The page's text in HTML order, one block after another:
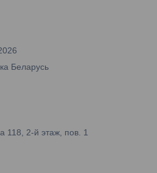
Беларусь
118, 2-й этаж, пов. 1